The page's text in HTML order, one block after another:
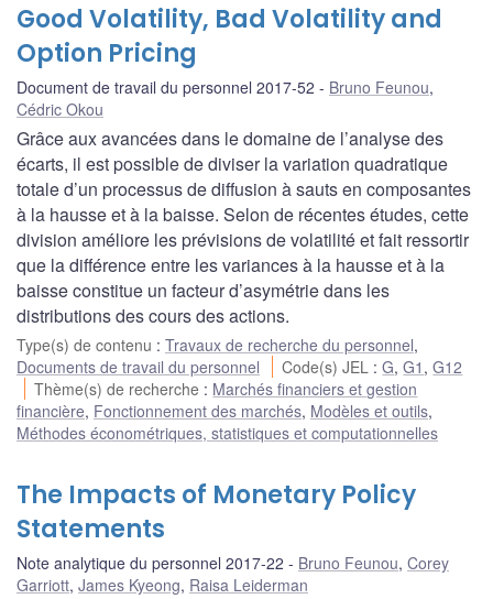
Good Volatility, Bad Volatility and
Option Pricing
Document de travail du personnel 2017-52 Bruno Feunou,
Cédric Okou
Grâce aux avancées dans le domaine de l’analyse des
écarts, il est possible de diviser la variation quadratique
totale d’un processus de diffusion à sauts en composantes
à la hausse et à la baisse. Selon de récentes études, cette
division améliore les prévisions de volatilité et fait ressortir
que la différence entre les variances à la hausse et à la
baisse constitue un facteur d’asymétrie dans les
distributions des cours des actions.
Type(s) de contenu : Travaux de recherche du personnel,
Documents de travail du personnel
Code(s) JEL :G,G1 ,G12
Thème(s) de recherche : Marchés financiers et gestion
financière, Fonctionnement des marchés, Modèles et outils,
Méthodes économétriques, statistiques et computationnelles
The Impacts of Monetary Policy
Statements
Note analytique du personnel 2017-22 Bruno Feunou, Corey
Garriott, James Kyeong, Raisa Leiderman